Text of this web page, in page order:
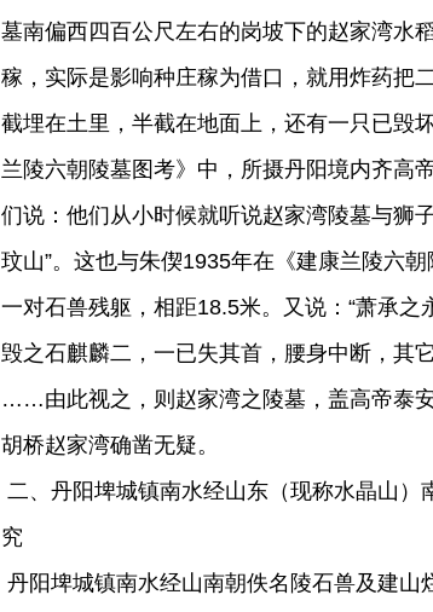
墓南偏西四百公尺左右的岗坡下的赵家湾水
稼，实际是影响种庄稼为借口，就用炸药把
截埋在土里，半截在地面上，还有一只已毁
兰陵六朝陵墓图考》中，所摄丹阳境内齐高
们说：他们从小时候就听说赵家湾陵墓与狮
玟山”。这也与朱偰1935年在《建康兰陵六
一对石兽残躯，相距18.5米。又说：“萧承
毁之石麒麟二，一已失其首，腰身中断，其
……由此视之，则赵家湾之陵墓，盖高帝泰
胡桥赵家湾确凿无疑。
二、丹阳埤城镇南水经山东（现称水晶山
究
丹阳埤城镇南水经山南朝佚名陵石兽及建